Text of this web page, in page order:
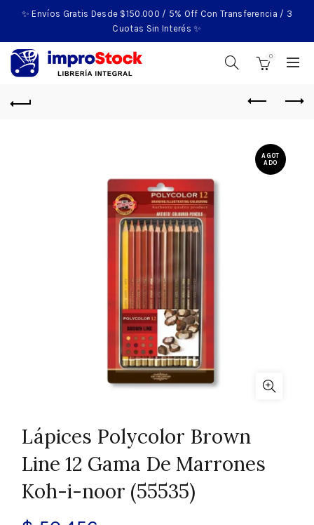
✨ Envíos Gratis Desde $150.000 / 5% Off Con Transferencia / 3
Cuotas Sin Interés ✨
0
AGOT
ADO
Lápices Polycolor Brown
Line 12 Gama De Marrones
Koh-i-noor (55535)